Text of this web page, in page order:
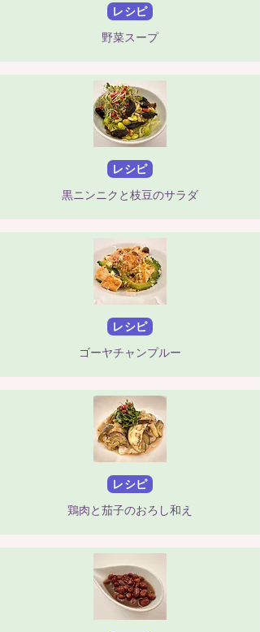
レシピ
野菜スープ
レシピ
黒ニンニクと枝豆のサラダ
レシピ
ゴーヤチャンプルー
レシピ
鶏肉と茄子のおろし和え